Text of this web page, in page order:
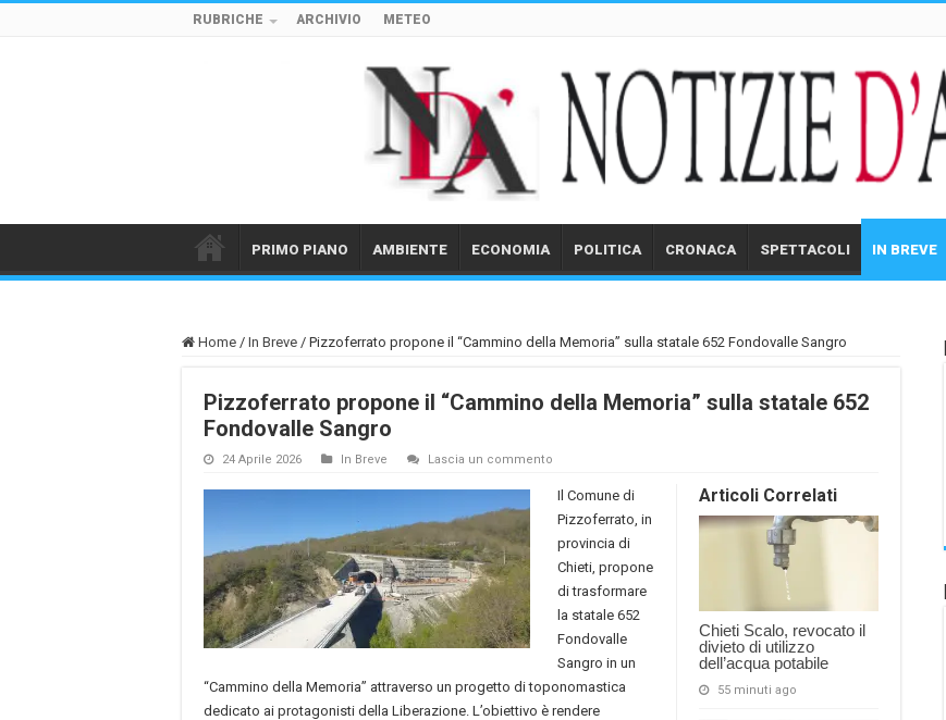
RUBRICHE ARCHIVIO METEO
PRIMO PIANO AMBIENTE ECONOMIA POLITICA CRONACA SPETTACOLI IN BREVE
Home / In Breve / Pizzoferrato propone il “Cammino della Memoria” sulla statale 652 Fondovalle Sangro
Pizzoferrato propone il “Cammino della Memoria” sulla statale 652
Fondovalle Sangro
24 Aprile 2026 In Breve Lascia un commento
Articoli Correlati
Chieti Scalo, revocato il
divieto di utilizzo
dell’acqua potabile
55 minuti ago
Il Comune di
Pizzoferrato, in
provincia di
Chieti, propone
di trasformare
la statale 652
Fondovalle
Sangro in un
“Cammino della Memoria” attraverso un progetto di toponomastica
dedicato ai protagonisti della Liberazione. L’obiettivo è rendere